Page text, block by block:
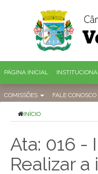
PÁGINA INICIAL
COMISSÕES FALE CONOSCO
INÍCIO
Ata: 016 -
Realizar